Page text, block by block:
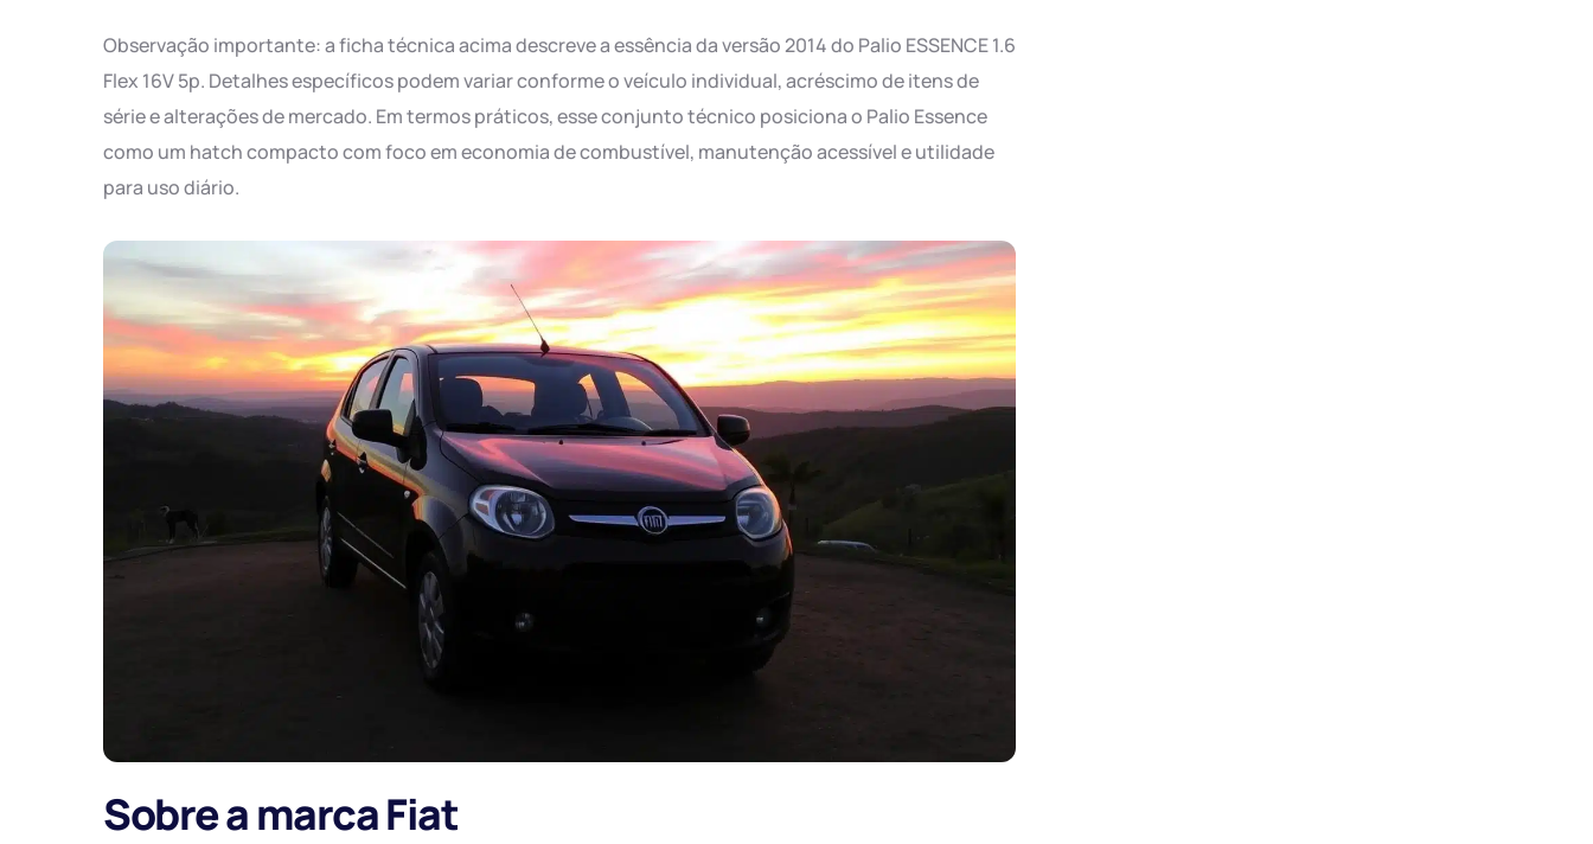
Observação importante: a ficha técnica acima descreve a essência da versão 2014 do Palio ESSENCE 1.6
Flex 16V 5p. Detalhes específicos podem variar conforme o veículo individual, acréscimo de itens de
série e alterações de mercado. Em termos práticos, esse conjunto técnico posiciona o Palio Essence
como um hatch compacto com foco em economia de combustível, manutenção acessível e utilidade
para uso diário.
Sobre a marca Fiat